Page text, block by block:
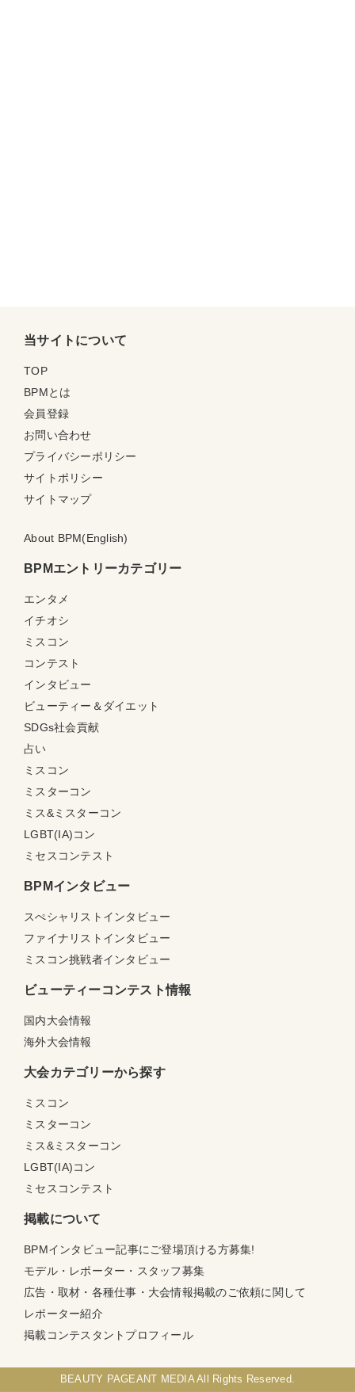
当サイトについて
TOP
BPMとは
会員登録
お問い合わせ
プライバシーポリシー
サイトポリシー
サイトマップ
About BPM(English)
BPMエントリーカテゴリー
エンタメ
イチオシ
ミスコン
コンテスト
インタビュー
ビューティー＆ダイエット
SDGs社会貢献
占い
ミスコン
ミスターコン
ミス&ミスターコン
LGBT(IA)コン
ミセスコンテスト
BPMインタビュー
スぺシャリストインタビュー
ファイナリストインタビュー
ミスコン挑戦者インタビュー
ビューティーコンテスト情報
国内大会情報
海外大会情報
大会カテゴリーから探す
ミスコン
ミスターコン
ミス&ミスターコン
LGBT(IA)コン
ミセスコンテスト
掲載について
BPMインタビュー記事にご登場頂ける方募集!
モデル・レポーター・スタッフ募集
広告・取材・各種仕事・大会情報掲載のご依頼に関して
レポーター紹介
掲載コンテスタントプロフィール
BEAUTY PAGEANT MEDIA All Rights Reserved.